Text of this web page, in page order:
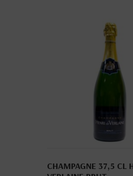
CHAMPAGNE 37,5 CL